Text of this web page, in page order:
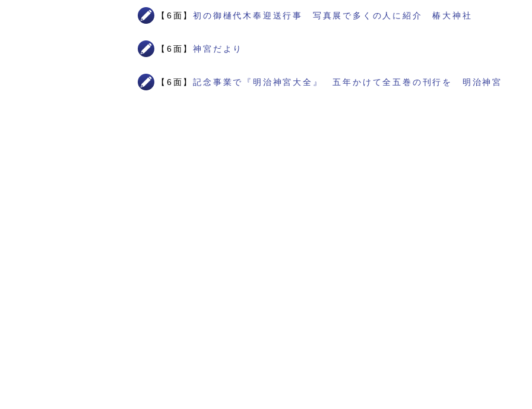
【6面】初の御樋代木奉迎送行事 写真展で多くの人に紹介 椿大神社
【6面】神宮だより
【6面】記念事業で『明治神宮大全』 五年かけて全五巻の刊行を 明治神宮